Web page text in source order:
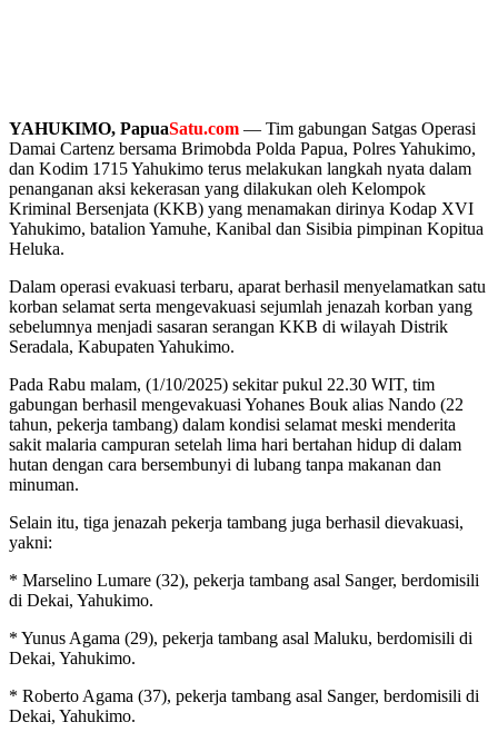
YAHUKIMO, PapuaSatu.com — Tim gabungan Satgas Operasi
Damai Cartenz bersama Brimobda Polda Papua, Polres Yahukimo,
dan Kodim 1715 Yahukimo terus melakukan langkah nyata dalam
penanganan aksi kekerasan yang dilakukan oleh Kelompok
Kriminal Bersenjata (KKB) yang menamakan dirinya Kodap XVI
Yahukimo, batalion Yamuhe, Kanibal dan Sisibia pimpinan Kopitua
Heluka.
Dalam operasi evakuasi terbaru, aparat berhasil menyelamatkan satu
korban selamat serta mengevakuasi sejumlah jenazah korban yang
sebelumnya menjadi sasaran serangan KKB di wilayah Distrik
Seradala, Kabupaten Yahukimo.
Pada Rabu malam, (1/10/2025) sekitar pukul 22.30 WIT, tim
gabungan berhasil mengevakuasi Yohanes Bouk alias Nando (22
tahun, pekerja tambang) dalam kondisi selamat meski menderita
sakit malaria campuran setelah lima hari bertahan hidup di dalam
hutan dengan cara bersembunyi di lubang tanpa makanan dan
minuman.
Selain itu, tiga jenazah pekerja tambang juga berhasil dievakuasi,
yakni:
* Marselino Lumare (32), pekerja tambang asal Sanger, berdomisili
di Dekai, Yahukimo.
* Yunus Agama (29), pekerja tambang asal Maluku, berdomisili di
Dekai, Yahukimo.
* Roberto Agama (37), pekerja tambang asal Sanger, berdomisili di
Dekai, Yahukimo.